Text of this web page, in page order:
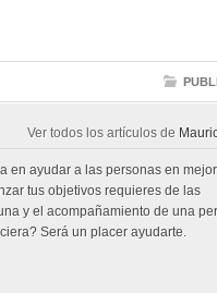
Ver todos los artículos de
en ayudar a las personas en
tus objetivos requieres de las
y el acompañamiento de una
Será un placer ayudarte.